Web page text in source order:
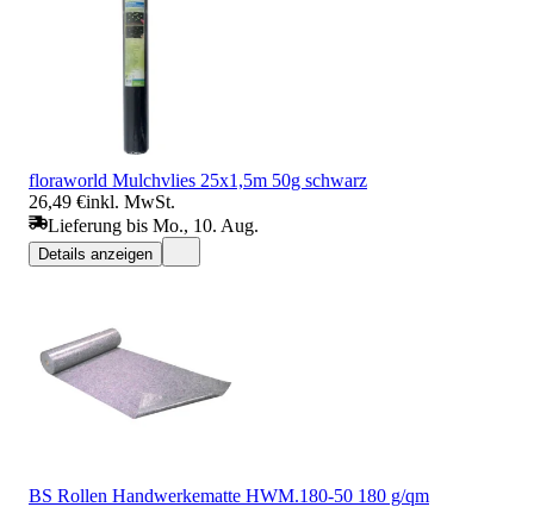
floraworld Mulchvlies 25x1,5m 50g schwarz
26,49 €inkl. MwSt.
Lieferung bis Mo., 10. Aug.
Details anzeigen
BS Rollen Handwerkematte HWM.180-50 180 g/qm